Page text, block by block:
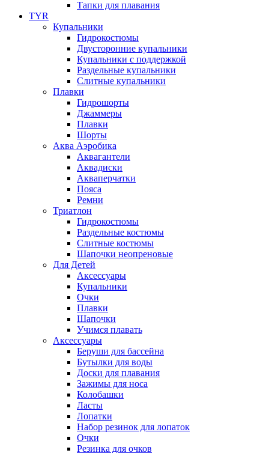
Тапки для плавания
TYR
Купальники
Гидрокостюмы
Двусторонние купальники
Купальники с поддержкой
Раздельные купальники
Слитные купальники
Плавки
Гидрошорты
Джаммеры
Плавки
Шорты
Аква Аэробика
Аквагантели
Аквадиски
Акваперчатки
Пояса
Ремни
Триатлон
Гидрокостюмы
Раздельные костюмы
Слитные костюмы
Шапочки неопреновые
Для Детей
Аксессуары
Купальники
Очки
Плавки
Шапочки
Учимся плавать
Аксессуары
Беруши для бассейна
Бутылки для воды
Доски для плавания
Зажимы для носа
Колобашки
Ласты
Лопатки
Набор резинок для лопаток
Очки
Резинка для очков